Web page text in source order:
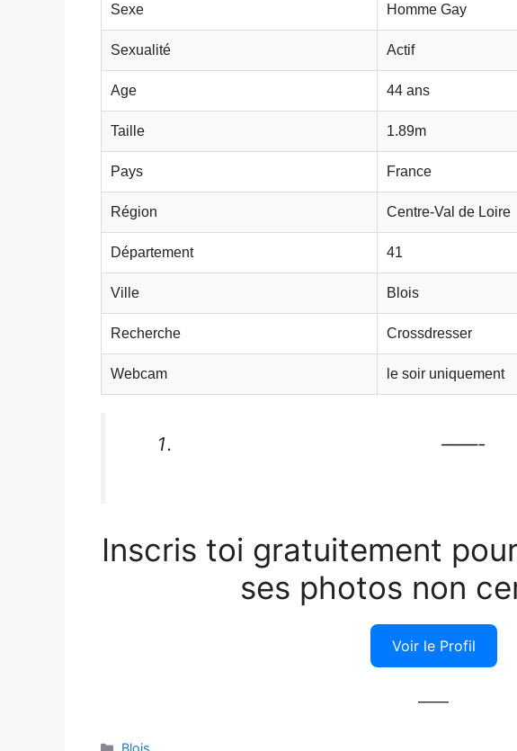
Sexe Homme Gay
Sexualité Actif
Age 44 ans
Taille 1.89m
Pays France
Région Centre-Val de Loire
Département 41
Ville Blois
Recherche Crossdresser
Webcam le soir uniquement
——-
Inscris toi gratuitement
ses photos non
Voir le Profil
——
Catégories